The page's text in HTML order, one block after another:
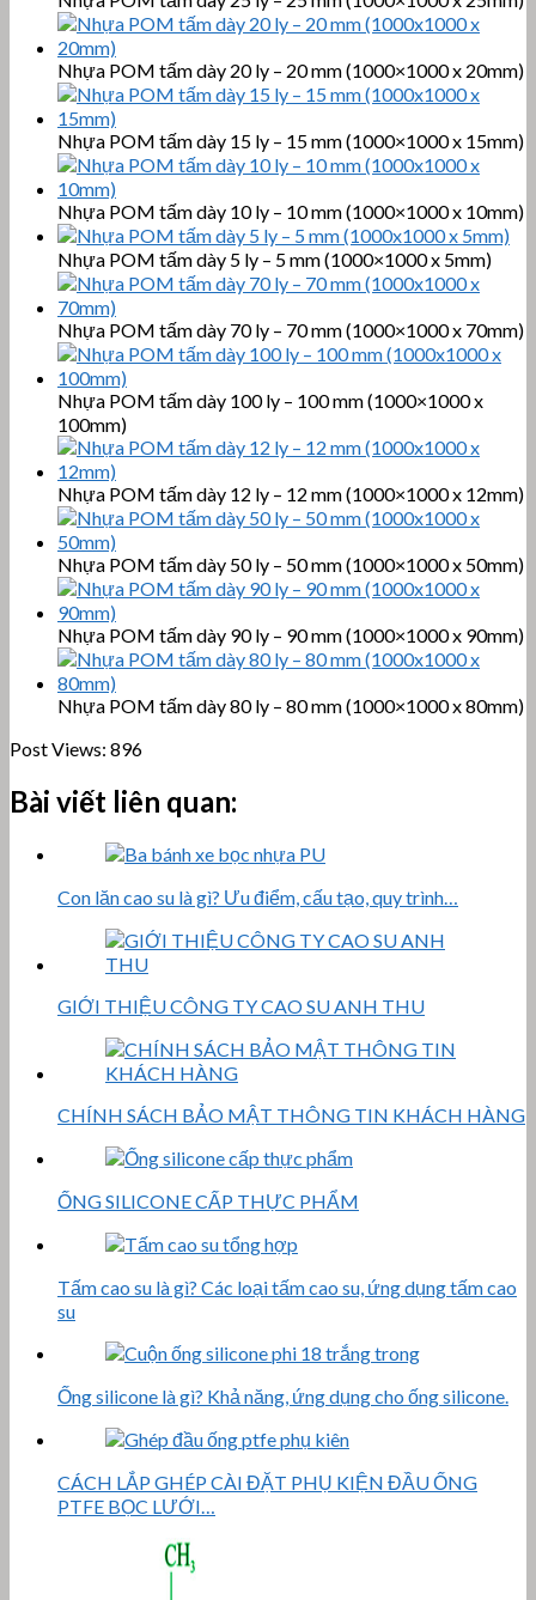
Nhựa POM tấm dày 20 ly – 20 mm (1000×1000 x 20mm)
Nhựa POM tấm dày 15 ly – 15 mm (1000×1000 x 15mm)
Nhựa POM tấm dày 10 ly – 10 mm (1000×1000 x 10mm)
Nhựa POM tấm dày 5 ly – 5 mm (1000×1000 x 5mm)
Nhựa POM tấm dày 70 ly – 70 mm (1000×1000 x 70mm)
Nhựa POM tấm dày 100 ly – 100 mm (1000×1000 x
100mm)
Nhựa POM tấm dày 12 ly – 12 mm (1000×1000 x 12mm)
Nhựa POM tấm dày 50 ly – 50 mm (1000×1000 x 50mm)
Nhựa POM tấm dày 90 ly – 90 mm (1000×1000 x 90mm)
Nhựa POM tấm dày 80 ly – 80 mm (1000×1000 x 80mm)
Post Views: 896
Bài viết liên quan:
Con lăn cao su là gì? Ưu điểm, cấu tạo, quy trình…
GIỚI THIỆU CÔNG TY CAO SU ANH THU
CHÍNH SÁCH BẢO MẬT THÔNG TIN KHÁCH HÀNG
ỐNG SILICONE CẤP THỰC PHẨM
Tấm cao su là gì? Các loại tấm cao su, ứng dụng tấm cao
su
Ống silicone là gì? Khả năng, ứng dụng cho ống silicone.
CÁCH LẮP GHÉP CÀI ĐẶT PHỤ KIỆN ĐẦU ỐNG
PTFE BỌC LƯỚI…